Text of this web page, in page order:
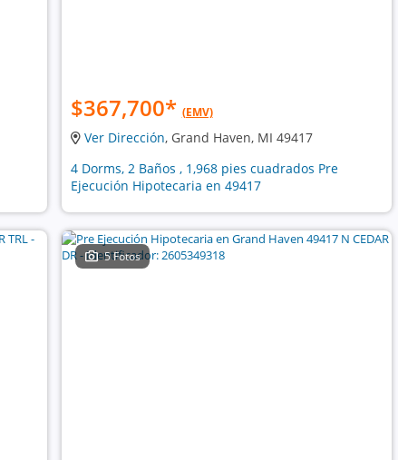
$367,700* (EMV)
Ver Dirección, Grand Haven, MI 49417
4 Dorms, 2 Baños , 1,968 pies cuadrados Pre
Ejecución Hipotecaria en 49417
5 Fotos